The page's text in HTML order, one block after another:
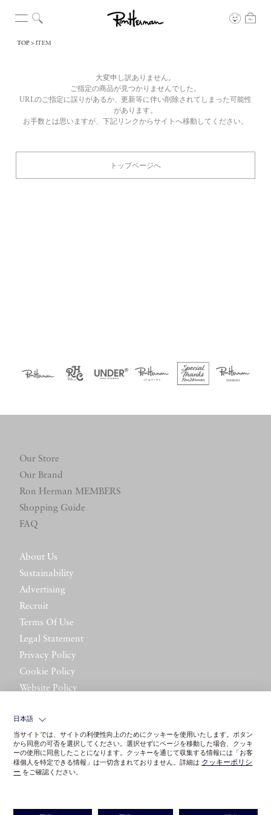
TOP ITEM
大変申し訳ありません。
ご指定の商品が見つかりませんでした。
URLのご指定に誤りがあるか、更新等に伴い削除されてしまった可能性
があります。
お手数とは思いますが、下記リンクからサイトへ移動してください。
トップページへ
Our Store
Our Brand
Ron Herman MEMBERS
Shopping Guide
FAQ
About Us
Sustainability
Advertising
Recruit
Terms Of Use
Legal Statement
Privacy Policy
Cookie Policy
Website Policy
日本語
当サイトでは、サイトの利便性向上のためにクッキーを使用いたします。ボタン
から同意の可否を選択してください。選択せずにページを移動した場合、クッキ
ーの使用に同意したことになります。クッキーを通じて収集する情報には「お客
様個人を特定できる情報」は一切含まれておりません。詳細は クッキーポリシ
ー をご確認ください。